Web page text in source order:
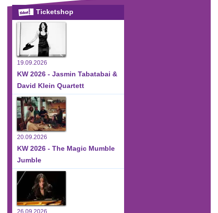
Ticketshop
19.09.2026
KW 2026 - Jasmin Tabatabai &
David Klein Quartett
20.09.2026
KW 2026 - The Magic Mumble
Jumble
26.09.2026